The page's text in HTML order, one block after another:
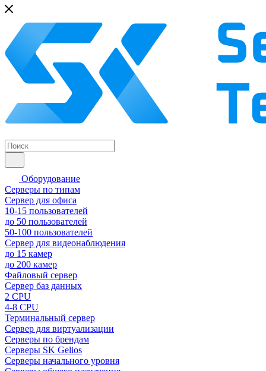
Оборудование
Серверы по типам
Сервер для офиса
10-15 пользователей
до 50 пользователей
50-100 пользователей
Сервер для видеонаблюдения
до 15 камер
до 200 камер
Файловый сервер
Сервер баз данных
2 CPU
4-8 CPU
Терминальный сервер
Сервер для виртуализации
Серверы по брендам
Серверы SK Gelios
Серверы начального уровня